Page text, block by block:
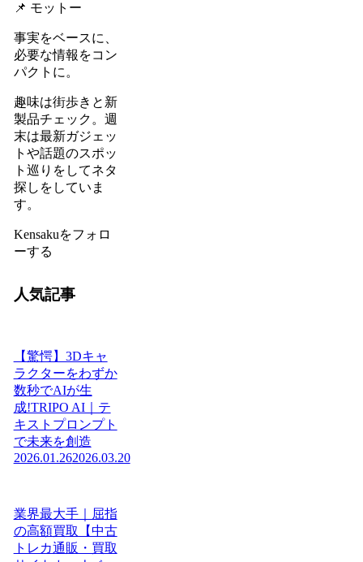
📌 モットー
事実をベースに、
必要な情報をコン
パクトに。
趣味は街歩きと新
製品チェック。週
末は最新ガジェッ
トや話題のスポッ
ト巡りをしてネタ
探しをしていま
す。
Kensakuをフォロ
ーする
人気記事
【驚愕】3Dキャ
ラクターをわずか
数秒でAIが生
成!TRIPO AI｜テ
キストプロンプト
で未来を創造
2026.01.262026.03.20
業界最大手｜屈指
の高額買取【中古
トレカ通販・買取